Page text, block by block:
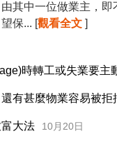
由其中一位做業主，
望保... [觀看全文 ]
時轉工或失業要主
有甚麼物業容易被拒
大法 10月20日